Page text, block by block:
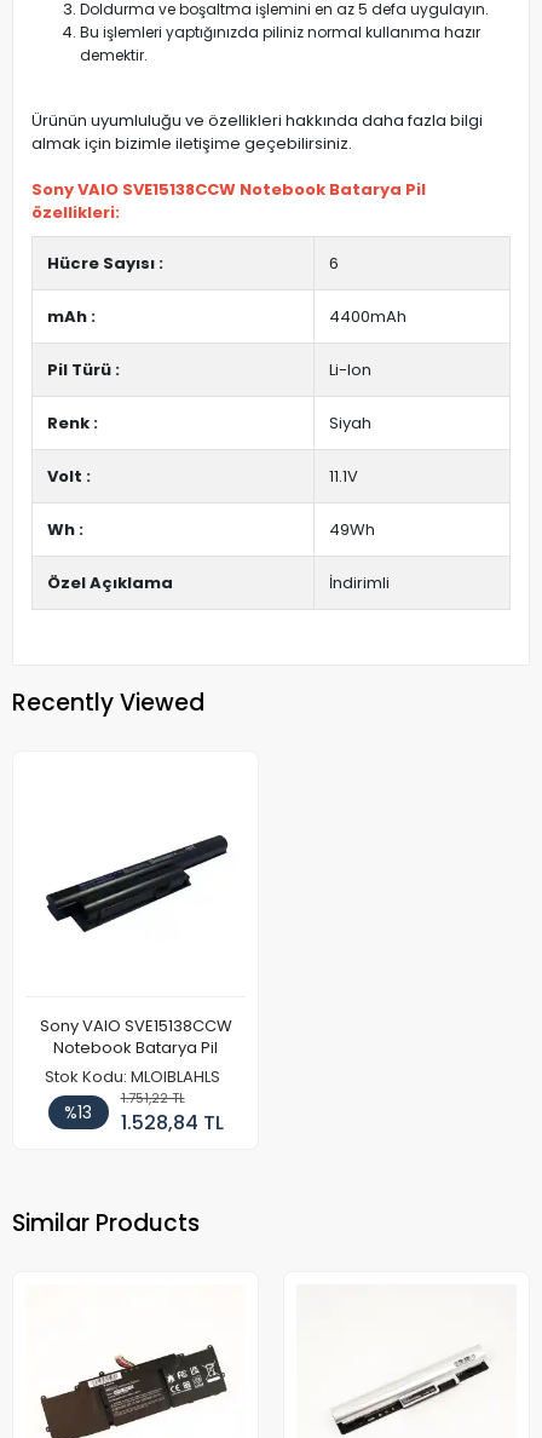
Doldurma ve boşaltma işlemini en az 5 defa uygulayın.
Bu işlemleri yaptığınızda piliniz normal kullanıma hazır
demektir.
Ürünün uyumluluğu ve özellikleri hakkında daha fazla bilgi
almak için bizimle iletişime geçebilirsiniz.
Sony VAIO SVE15138CCW Notebook Batarya Pil
özellikleri:
Hücre Sayısı : 6
mAh : 4400mAh
Pil Türü : Li-Ion
Renk : Siyah
Volt : 11.1V
Wh : 49Wh
Özel Açıklama İndirimli
Recently Viewed
Sony VAIO SVE15138CCW
Notebook Batarya Pil
Stok Kodu: MLOIBLAHLS
%13
1.751,22 TL
1.528,84 TL
Similar Products